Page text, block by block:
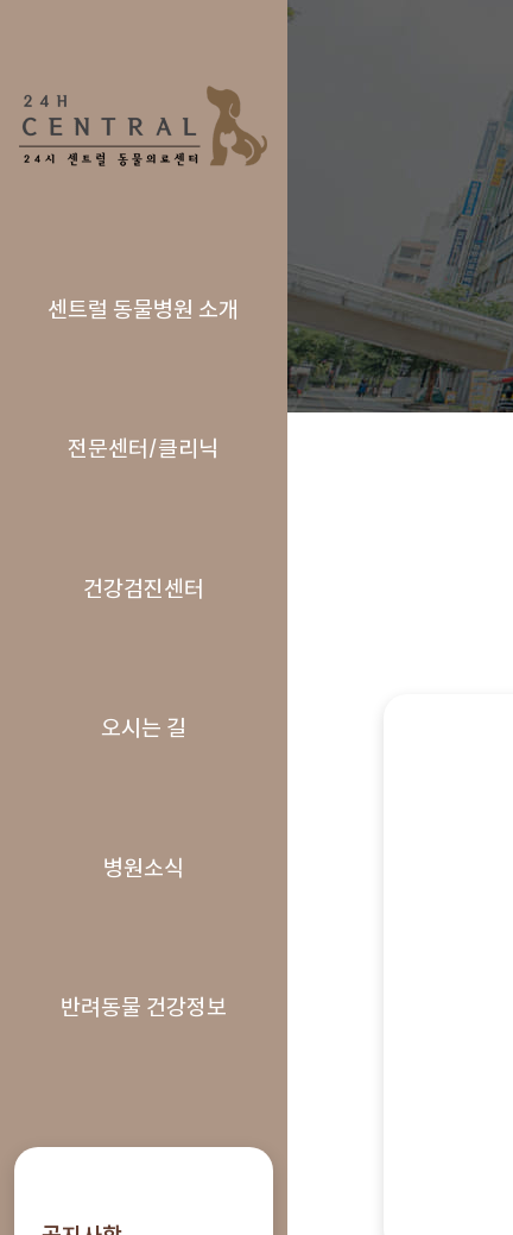
센트럴 동물병원 소개
전문센터/클리닉
건강검진센터
오시는 길
병원소식
반려동물 건강정보